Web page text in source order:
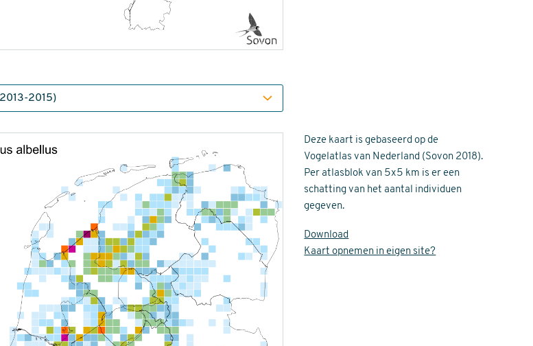
Deze kaart is gebaseerd op de
Vogelatlas van Nederland (Sovon 2018).
Per atlasblok van 5x5 km is er een
schatting van het aantal individuen
gegeven.
Download
Kaart opnemen in eigen site?